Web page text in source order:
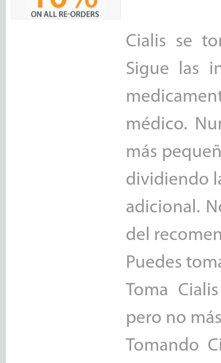
Cialis se
Sigue las
médico.
más
dividiendo
adicional.
del
Puedes
Toma
pero no
Tomando